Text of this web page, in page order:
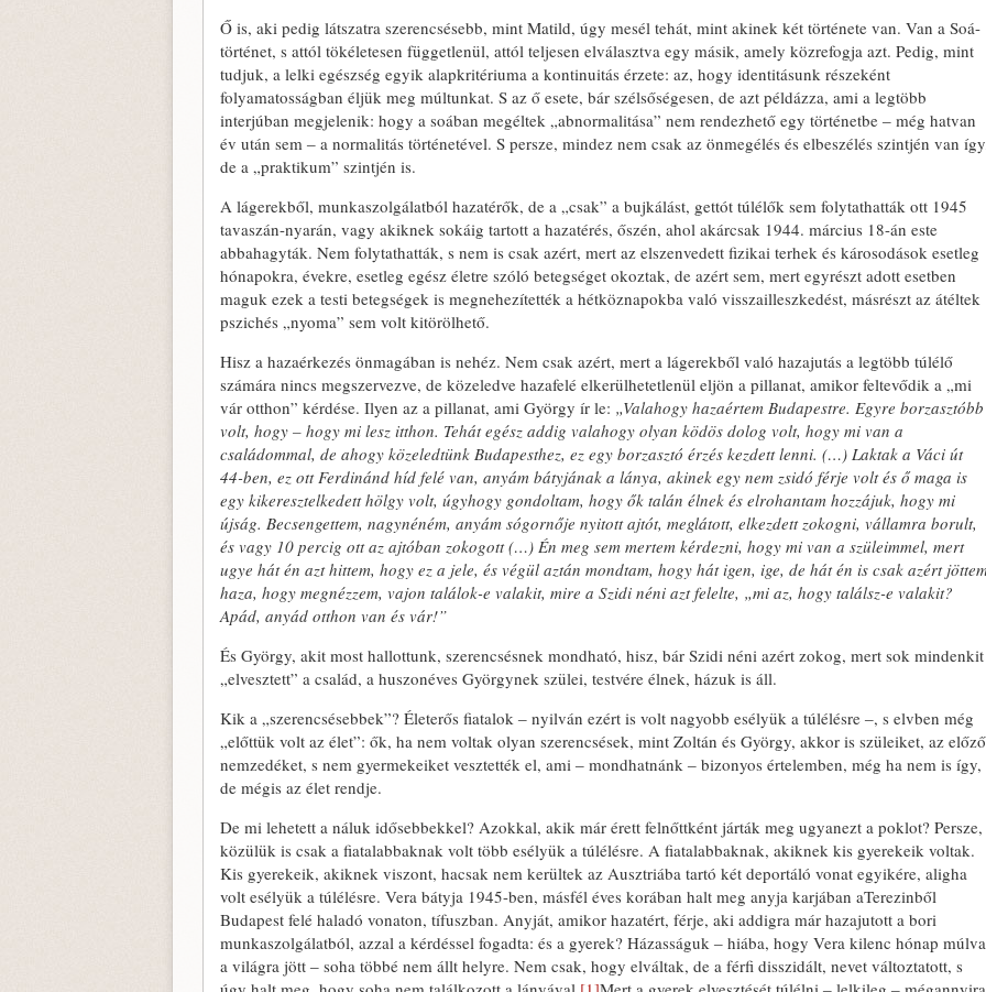
Ő is, aki pedig látszatra szerencsésebb, mint Matild, úgy mesél tehát, mint akinek két története van. Van a Soá-
történet, s attól tökéletesen függetlenül, attól teljesen elválasztva egy másik, amely közrefogja azt. Pedig, mint
tudjuk, a lelki egészség egyik alapkritériuma a kontinuitás érzete: az, hogy identitásunk részeként
folyamatosságban éljük meg múltunkat. S az ő esete, bár szélsőségesen, de azt példázza, ami a legtöbb
interjúban megjelenik: hogy a soában megéltek „abnormalitása” nem rendezhető egy történetbe ‒ még hatvan
év után sem ‒ a normalitás történetével. S persze, mindez nem csak az önmegélés és elbeszélés szintjén van
de a „praktikum” szintjén is.
A lágerekből, munkaszolgálatból hazatérők, de a „csak” a bujkálást, gettót túlélők sem folytathatták ott 1945
tavaszán-nyarán, vagy akiknek sokáig tartott a hazatérés, őszén, ahol akárcsak 1944. március 18-án este
abbahagyták. Nem folytathatták, s nem is csak azért, mert az elszenvedett fizikai terhek és károsodások esetleg
hónapokra, évekre, esetleg egész életre szóló betegséget okoztak, de azért sem, mert egyrészt adott esetben
maguk ezek a testi betegségek is megnehezítették a hétköznapokba való visszailleszkedést, másrészt az átéltek
pszichés „nyoma” sem volt kitörölhető.
Hisz a hazaérkezés önmagában is nehéz. Nem csak azért, mert a lágerekből való hazajutás a legtöbb túlélő
számára nincs megszervezve, de közeledve hazafelé elkerülhetetlenül eljön a pillanat, amikor feltevődik a „mi
vár otthon” kérdése. Ilyen az a pillanat, ami György ír le: „Valahogy hazaértem Budapestre. Egyre borzasztóbb
volt, hogy – hogy mi lesz itthon. Tehát egész addig valahogy olyan ködös dolog volt, hogy mi van a
családommal, de ahogy közeledtünk Budapesthez, ez egy borzasztó érzés kezdett lenni. (…) Laktak a Váci út
44-ben, ez ott Ferdinánd híd felé van, anyám bátyjának a lánya, akinek egy nem zsidó férje volt és ő maga is
egy kikeresztelkedett hölgy volt, úgyhogy gondoltam, hogy ők talán élnek és elrohantam hozzájuk, hogy mi
újság. Becsengettem, nagynéném, anyám sógornője nyitott ajtót, meglátott, elkezdett zokogni, vállamra borult,
és vagy 10 percig ott az ajtóban zokogott (…) Én meg sem mertem kérdezni, hogy mi van a szüleimmel, mert
ugye hát én azt hittem, hogy ez a jele, és végül aztán mondtam, hogy hát igen, ige, de hát én is csak azért
haza, hogy megnézzem, vajon találok-e valakit, mire a Szidi néni azt felelte, „mi az, hogy találsz-e valakit?
Apád, anyád otthon van és vár!”
És György, akit most hallottunk, szerencsésnek mondható, hisz, bár Szidi néni azért zokog, mert sok mindenkit
„elvesztett” a család, a huszonéves Györgynek szülei, testvére élnek, házuk is áll.
Kik a „szerencsésebbek”? Életerős fiatalok ‒ nyilván ezért is volt nagyobb esélyük a túlélésre ‒, s elvben még
„előttük volt az élet”: ők, ha nem voltak olyan szerencsések, mint Zoltán és György, akkor is szüleiket, az előző
nemzedéket, s nem gyermekeiket vesztették el, ami ‒ mondhatnánk ‒ bizonyos értelemben, még ha nem is így,
de mégis az élet rendje.
De mi lehetett a náluk idősebbekkel? Azokkal, akik már érett felnőttként járták meg ugyanezt a poklot? Persze,
közülük is csak a fiatalabbaknak volt több esélyük a túlélésre. A fiatalabbaknak, akiknek kis gyerekeik voltak.
Kis gyerekeik, akiknek viszont, hacsak nem kerültek az Ausztriába tartó két deportáló vonat egyikére, aligha
volt esélyük a túlélésre. Vera bátyja 1945-ben, másfél éves korában halt meg anyja karjában aTerezinből
Budapest felé haladó vonaton, tífuszban. Anyját, amikor hazatért, férje, aki addigra már hazajutott a bori
munkaszolgálatból, azzal a kérdéssel fogadta: és a gyerek? Házasságuk ‒ hiába, hogy Vera kilenc hónap múlva
a világra jött ‒ soha többé nem állt helyre. Nem csak, hogy elváltak, de a férfi disszidált, nevet változtatott, s